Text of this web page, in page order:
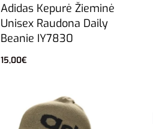
Adidas Kepurė Žieminė
Unisex Raudona Daily
Beanie IY7830
15,00€